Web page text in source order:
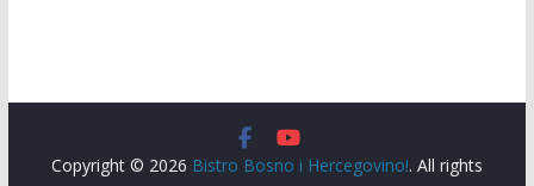
Copyright © 2026 Bistro Bosno i Hercegovino!. All rights